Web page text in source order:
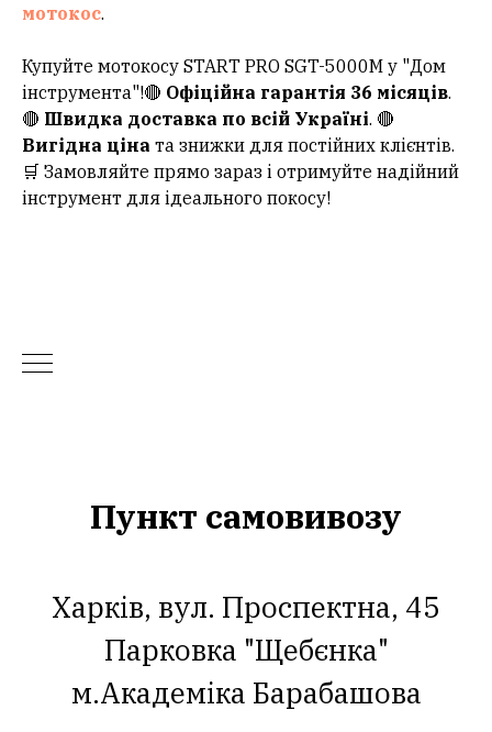
мотокос.
Купуйте мотокосу START PRO SGT-5000M у "Дом
інструмента"!🔴 Офіційна гарантія 36 місяців.
🔴 Швидка доставка по всій Україні. 🔴
Вигідна ціна та знижки для постійних клієнтів.
🛒 Замовляйте прямо зараз і отримуйте надійний
інструмент для ідеального покосу!
Пункт самовивозу
Харків, вул. Проспектна, 45
Парковка "Щебєнка"
м.Академіка Барабашова